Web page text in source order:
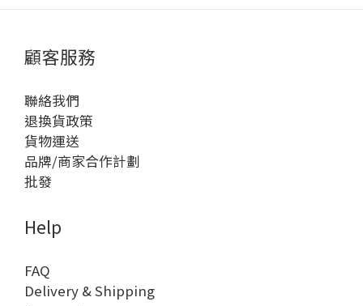
顧客服務
聯絡我們
退換貨政策
貨物運送
品牌/商家合作計劃
批發
Help
FAQ
Delivery & Shipping